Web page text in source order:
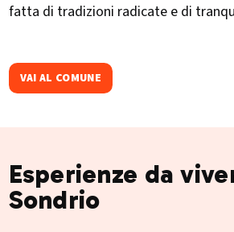
fatta di tradizioni radicate e di
VAI AL COMUNE
Esperienze da
Sondrio